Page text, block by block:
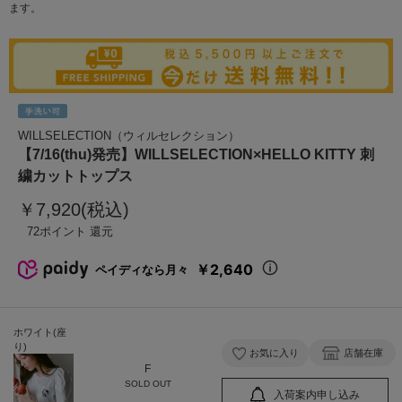
ます。
WILLSELECTION（ウィルセレクション）
【7/16(thu)発売】WILLSELECTION×HELLO KITTY 刺
繍カットトップス
￥7,920(税込)
72
ホワイト(座
り)
F
SOLD OUT
お気に入り 店舗在庫
入荷案内申し込み
ペイディなら月々 ￥2,640